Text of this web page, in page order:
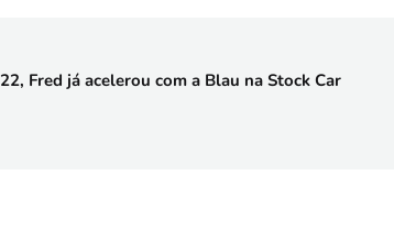
Fred já acelerou com a Blau na Stock Car